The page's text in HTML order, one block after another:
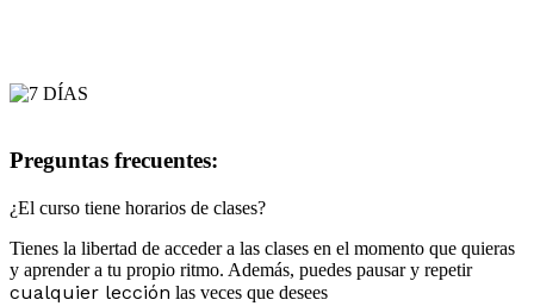
Preguntas frecuentes:
¿El curso tiene horarios de clases?
Tienes la libertad de acceder a las clases en el momento que quieras
y aprender a tu propio ritmo. Además, puedes pausar y repetir
cualquier lección las veces que desees